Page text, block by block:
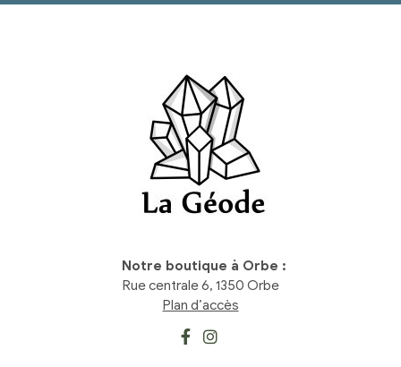
Notre boutique à Orbe :
Rue centrale 6, 1350 Orbe
Plan d’accès